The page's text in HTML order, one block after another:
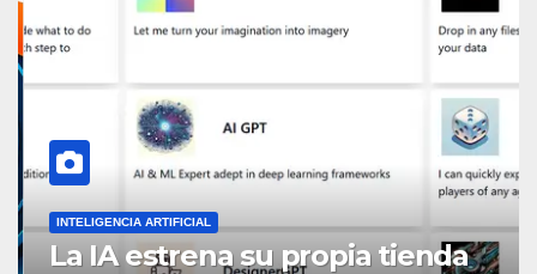
INTELIGENCIA ARTIFICIAL
La IA estrena su propia tienda